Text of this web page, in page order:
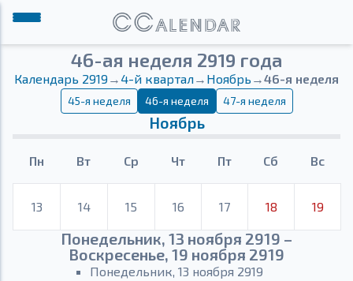
46-ая неделя 2919 года
Календарь 2919→ 4-й квартал→ Ноябрь →46-я неделя
45-я неделя 46-я неделя 47-я неделя
Ноябрь
Пн Вт Ср Чт Пт Сб Вс
13 14 15 16 17 18 19
Понедельник, 13 ноября 2919 –
Воскресенье, 19 ноября 2919
Понедельник, 13 ноября 2919